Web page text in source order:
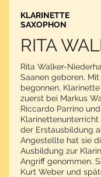
KLARINETTE
SAXOPHON
RITA
Rita Walker-
Saanen geboren.
begonnen,
zuerst bei Markus
Riccardo Parrino
Klarinettenunterricht
der Erstausbildung
Angestellte hat sie
Ausbildung zur
Angriff genommen.
Kurt Weber und